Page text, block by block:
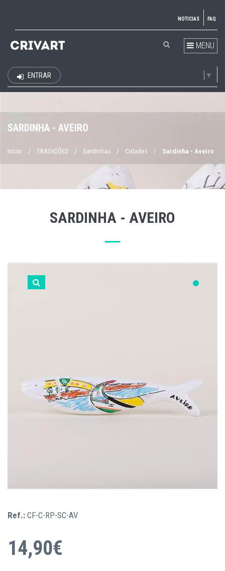
NOTICIAS FAQ
MENU
▼
ENTRAR
SARDINHA - AVEIRO
Início / TRADIÇÕES / Sardinhas / Cidades / Sardinha - Aveiro
SARDINHA - AVEIRO
Ref.: CF-C-RP-SC-AV
14,90€